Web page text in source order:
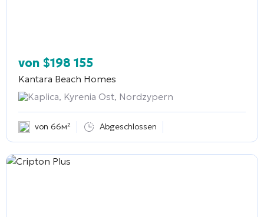
von $198 155
Kantara Beach Homes
Kaplica, Kyrenia Ost, Nordzypern
von 66м² Abgeschlossen